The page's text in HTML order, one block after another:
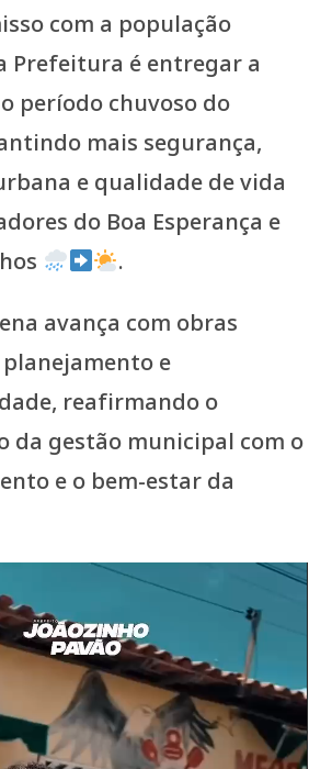
com a população
Prefeitura é entregar a
período chuvoso do
mais segurança,
e qualidade de vida
do Boa Esperança e
.
avança com obras
e
reafirmando o
da gestão municipal com o
e o bem-estar da